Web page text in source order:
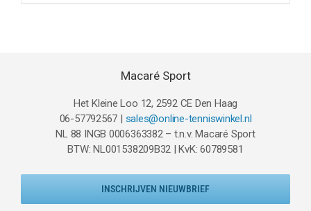
Macaré Sport
Het Kleine Loo 12, 2592 CE Den Haag
06-57792567 | sales@online-tenniswinkel.nl
NL 88 INGB 0006363382 – t.n.v. Macaré Sport
BTW: NL001538209B32 | KvK: 60789581
INSCHRIJVEN NIEUWBRIEF